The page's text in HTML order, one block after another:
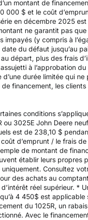
montant de
$ et le coût
en décembre 2025
ne garantit pas
(y compris à
du défaut jusqu’au
départ, plus des frais
à l’approbation
durée limitée qui
financement, les
conditions
3025E John Deere
est de 238,10 $
d’emprunt / le frais
de montant de
établir leurs propres
Consultez
des achats au
réel supérieur. *
4 450$ est
du 1025R, un
Avec le